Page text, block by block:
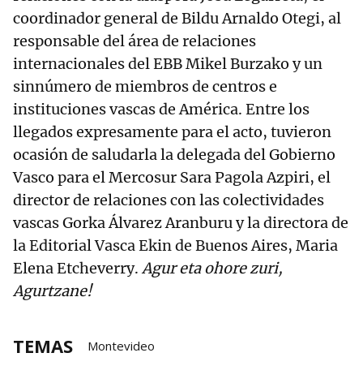
coordinador general de Bildu Arnaldo Otegi, al
responsable del área de relaciones
internacionales del EBB Mikel Burzako y un
sinnúmero de miembros de centros e
instituciones vascas de América. Entre los
llegados expresamente para el acto, tuvieron
ocasión de saludarla la delegada del Gobierno
Vasco para el Mercosur Sara Pagola Azpiri, el
director de relaciones con las colectividades
vascas Gorka Álvarez Aranburu y la directora de
la Editorial Vasca Ekin de Buenos Aires, Maria
Elena Etcheverry.Agur eta ohore zuri,
Agurtzane!
TEMAS Montevideo